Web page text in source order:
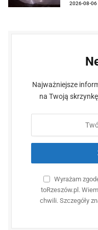
2026-08-06
Najważniejsze
na Twoją
Wyrażam
toRzeszów.pl.
chwili. Szczegóły